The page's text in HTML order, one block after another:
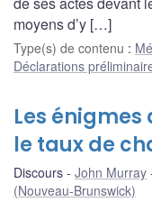
moyens d’y […]
Type(s) de contenu :
Déclarations
Les énigmes
le taux de
Discours John Murray
(Nouveau-Brunswick)